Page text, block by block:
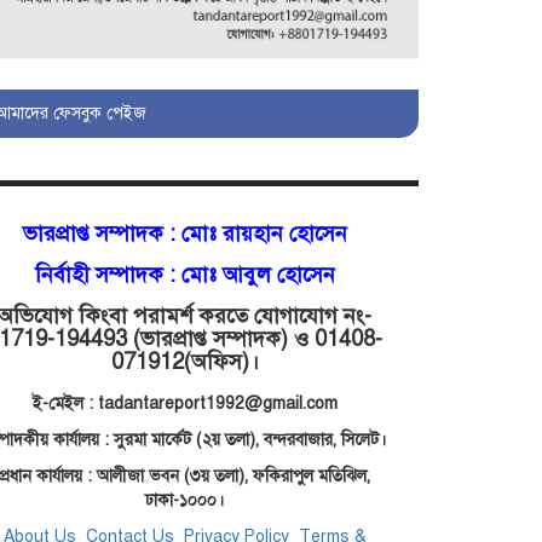
মোগলাবাজার থানা কার কবলে?
দয়াময়’র ঘুষের রাজত্ব!
যন্ত্র বিকলের বাহানা:
বেসরকারির শোষণে জিম্মি
ওসমানীর রোগীরা!
শাহপরানের পর
ফেসবুক পেইজ
ভারপ্রাপ্ত সম্পাদক : মোঃ রায়হান হোসেন
নির্বাহী সম্পাদক : মোঃ আবুল হোসেন
কিংবা পরামর্শ করতে যোগাযোগ নং-
194493 (ভারপ্রাপ্ত সম্পাদক) ও 01408-
071912(অফিস)।
ই-মেইল : tadantareport1992@gmail.com
কার্যালয় : সুরমা মার্কেট (২য় তলা),বন্দরবাজার, সিলেট।
প্রধান কার্যালয় : আলীজা ভবন (৩য় তলা), ফকিরাপুল মতিঝিল,
ঢাকা-১০০০।
About Us Contact Us Privacy Policy Terms &